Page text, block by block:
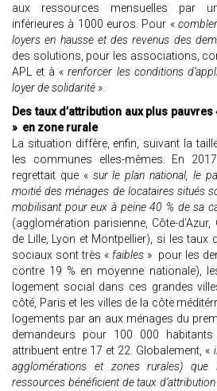
aux ressources mensuelles par
inférieures à 1000 euros. Pour «
loyers en hausse et des revenus des
des solutions, pour les associations,
APL et à « renforcer les conditions
loyer de solidarité ».
Des taux d’attribution aux plus
» en zone rurale
La situation diffère, enfin, suivant la
les communes elles-mêmes. En
regrettait que «sur le plan national, le
moitié des ménages de locataires situés
mobilisant pour eux à peine 40 % de sa
(agglomération parisienne, Côte-
de Lille, Lyon et Montpellier), si les taux
sociaux sont très « faibles » pour les
contre 19 % en moyenne nationale),
logement social dans ces grandes
côté, Paris et les villes de la côte
logements par an aux ménages du
demandeurs pour 100 000
attribuent entre 17 et 22. Globalement, «
agglomérations et zones rurales)
ressources bénéficient de taux